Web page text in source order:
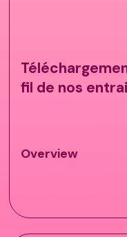
fil de nos
Overview